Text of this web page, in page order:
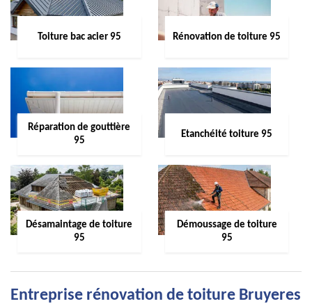
Toiture bac acier 95 Rénovation de toiture 95
Réparation de gouttière
95
Etanchéité toiture 95
Désamaintage de toiture
95
Démoussage de toiture
95
Entreprise rénovation de toiture Bruyeres